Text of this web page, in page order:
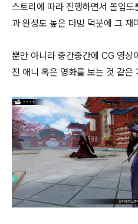
스토리에 따라 진행하면서 몰입
과 완성도 높은 더빙 덕분에 그 재
뿐만 아니라 중간중간에 CG 영상
진 애니 혹은 영화를 보는 것 같